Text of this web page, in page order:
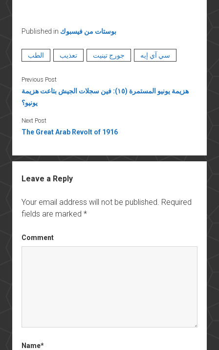
Published in بوستات من فيسبوك
الطب تعذيب جورج تينيت سي آي إيه
Previous Post
هزيمة يونيو المستمرة (١٥): فين سجلات الجيش بتاعت هزيمة
يونيو؟
Next Post
The Great Arab Revolt of 1916
Leave a Reply
Your email address will not be published. Required
fields are marked *
Comment
Name*